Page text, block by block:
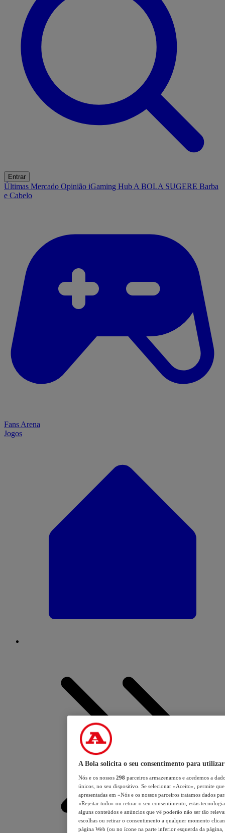
Entrar
Últimas Mercado Opinião iGaming Hub A BOLA SUGERE Barba
e Cabelo
Fans Arena
Jogos
A Bola solicita o seu consentimento para utilizar
Nós e os nossos 298 parceiros armazenamos e acedemos a
únicos, no seu dispositivo. Se selecionar «Aceito», permite
apresentadas em «Nós e os nossos parceiros tratamos dados
«Rejeitar tudo» ou retirar o seu consentimento, estas
alguns conteúdos e anúncios que vê poderão não ser tão
escolhas ou retirar o consentimento a qualquer momento
página Web (ou no ícone na parte inferior esquerda da página,